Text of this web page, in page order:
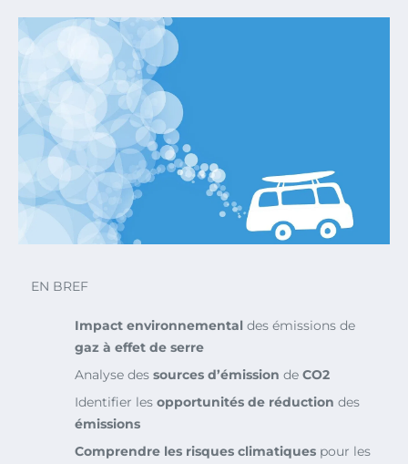
EN BREF
Impact environnemental des émissions de
gaz à effet de serre
Analyse des sources d’émission de CO2
Identifier les opportunités de réduction des
émissions
Comprendre les risques climatiques pour les